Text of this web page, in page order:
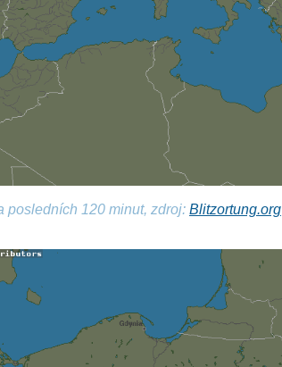
posledních 120 minut, zdroj:Blitzortung.org